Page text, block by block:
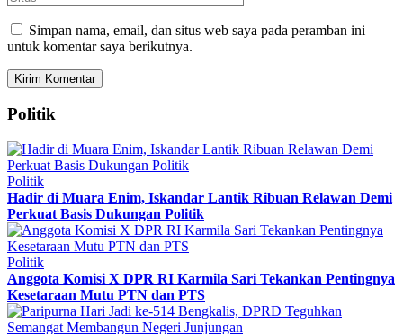
Simpan nama, email, dan situs web saya pada peramban ini
untuk komentar saya berikutnya.
Politik
Politik
Hadir di Muara Enim, Iskandar Lantik Ribuan Relawan Demi
Perkuat Basis Dukungan Politik
Politik
Anggota Komisi X DPR RI Karmila Sari Tekankan Pentingnya
Kesetaraan Mutu PTN dan PTS